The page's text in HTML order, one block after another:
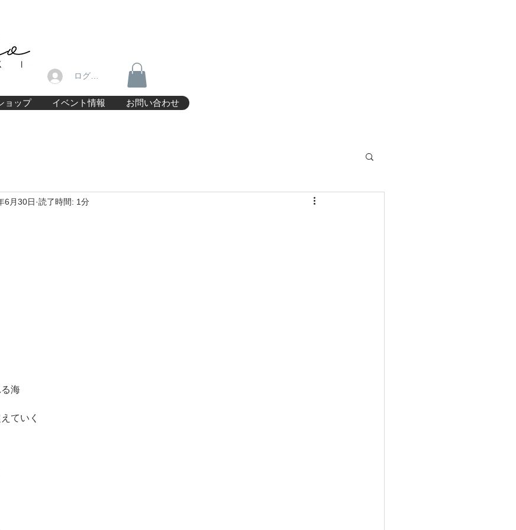
ログイン
ョップ イベント情報 お問い合わせ
6月30日 読了時間: 1分
海
ていく